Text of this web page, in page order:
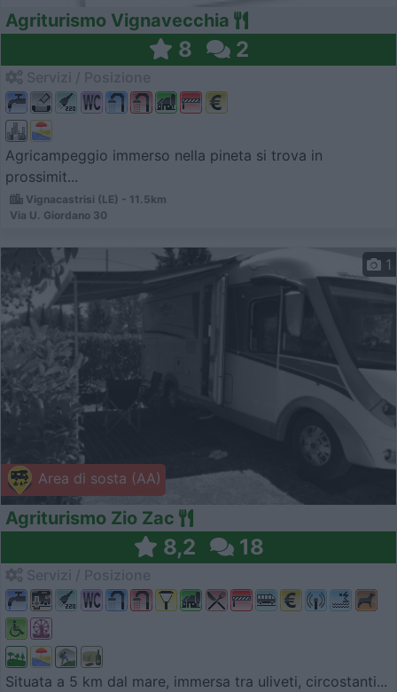
Agriturismo Vignavecchia
8 2
Agricampeggio immerso nella pineta si trova in
prossimit...
Vignacastrisi (LE) - 11.5km
Via U. Giordano 30
Area di sosta (AA)
1
Agriturismo Zio Zac
8,2 18
Situata a 5 km dal mare, immersa tra uliveti, circostanti...